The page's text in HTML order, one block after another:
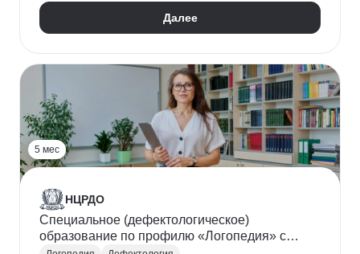
Далее
5 мес
НЦРДО
Специальное (дефектологическое)
образование по профилю «Логопедия» с